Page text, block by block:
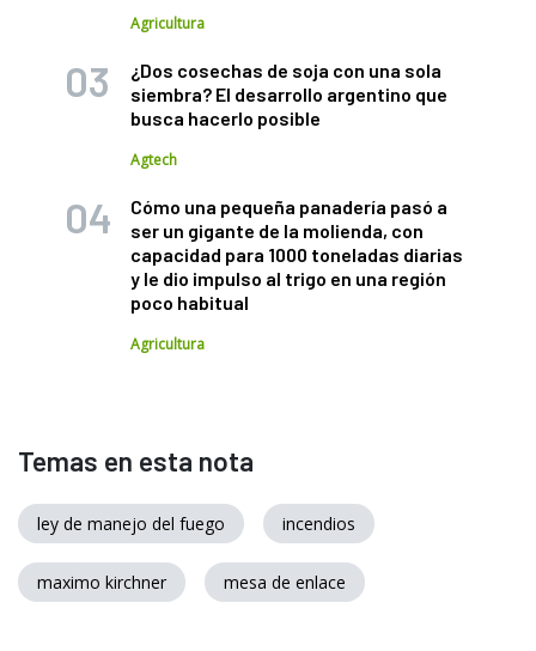
Agricultura
¿Dos cosechas de soja con una sola
siembra? El desarrollo argentino que
busca hacerlo posible
Agtech
Cómo una pequeña panadería pasó a
ser un gigante de la molienda, con
capacidad para 1000 toneladas diarias
y le dio impulso al trigo en una región
poco habitual
Agricultura
Temas en esta nota
ley de manejo del fuego incendios
maximo kirchner mesa de enlace